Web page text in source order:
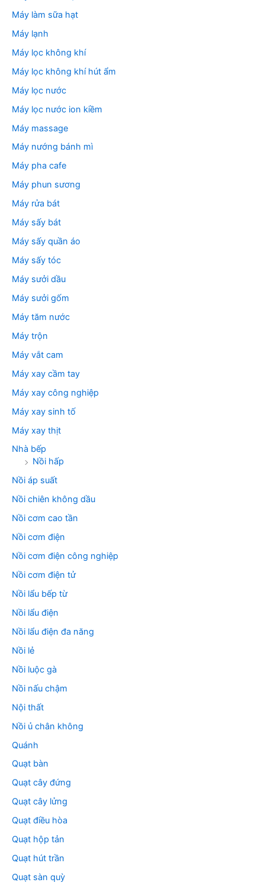
Máy làm sữa hạt
Máy lạnh
Máy lọc không khí
Máy lọc không khí hút ẩm
Máy lọc nước
Máy lọc nước ion kiềm
Máy massage
Máy nướng bánh mì
Máy pha cafe
Máy phun sương
Máy rửa bát
Máy sấy bát
Máy sấy quần áo
Máy sấy tóc
Máy sưởi dầu
Máy sưởi gốm
Máy tăm nước
Máy trộn
Máy vắt cam
Máy xay cầm tay
Máy xay công nghiệp
Máy xay sinh tố
Máy xay thịt
Nhà bếp
Nồi hấp
Nồi áp suất
Nồi chiên không dầu
Nồi cơm cao tần
Nồi cơm điện
Nồi cơm điện công nghiệp
Nồi cơm điện tử
Nồi lẩu bếp từ
Nồi lẩu điện
Nồi lẩu điện đa năng
Nồi lẻ
Nồi luộc gà
Nồi nấu chậm
Nội thất
Nồi ủ chân không
Quánh
Quạt bàn
Quạt cây đứng
Quạt cây lửng
Quạt điều hòa
Quạt hộp tản
Quạt hút trần
Quạt sàn quỳ